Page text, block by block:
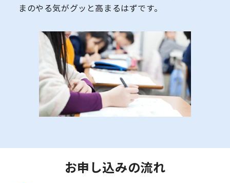
まのやる気がグッと高まるはずです。
お申し込みの流れ